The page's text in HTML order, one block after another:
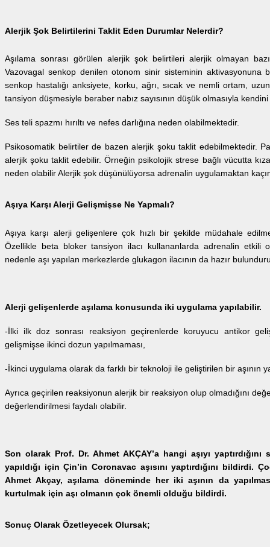
Alerjik Şok Belirtilerini Taklit Eden Durumlar Nelerdir?
Aşılama sonrası görülen alerjik şok belirtileri alerjik olmayan
Vazovagal senkop denilen otonom sinir sisteminin aktivasyonuna
senkop hastalığı anksiyete, korku, ağrı, sıcak ve nemli ortam,
tansiyon düşmesiyle beraber nabız sayısının düşük olmasıyla
Ses teli spazmı hırıltı ve nefes darlığına neden olabilmektedir.
Psikosomatik belirtiler de bazen alerjik şoku taklit edebilmektedir.
alerjik şoku taklit edebilir. Örneğin psikolojik strese bağlı vücutta
neden olabilir Alerjik şok düşünülüyorsa adrenalin uygulamaktan
Aşıya Karşı Alerji Gelişmişse Ne Yapmalı?
Aşıya karşı alerji gelişenlere çok hızlı bir şekilde müdahale
Özellikle beta bloker tansiyon ilacı kullananlarda adrenalin etkili
nedenle aşı yapılan merkezlerde glukagon ilacının da hazır
Alerji gelişenlerde aşılama konusunda iki uygulama yapılabilir.
-İlki ilk doz sonrası reaksiyon geçirenlerde koruyucu antikor
gelişmişse ikinci dozun yapılmaması,
-İkinci uygulama olarak da farklı bir teknoloji ile geliştirilen bir aşının
Ayrıca geçirilen reaksiyonun alerjik bir reaksiyon olup olmadığını
değerlendirilmesi faydalı olabilir.
Son olarak Prof. Dr. Ahmet AKÇAY’a hangi aşıyı
yapıldığı için Çin’in Coronavac aşısını yaptırdığını bildirdi.
Ahmet Akçay, aşılama döneminde her iki aşının da
kurtulmak için aşı olmanın çok önemli olduğu bildirdi.
Sonuç Olarak Özetleyecek Olursak;